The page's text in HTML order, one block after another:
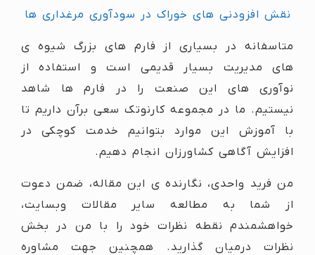
نقش افزودنی های خوراک در سودآوری مرغداری ها
متاسفانه در بسیاری از فارم های بزرگ شیوه ی
های مدیریت بسیار قدیمی است و استفاده از
نوآوری های این صنعت را در فارم ها شاهد
نیستیم. ما در مجموعه کارنوتک سعی برآن داریم تا
با آموزش این موارد بتوانیم خدمت کوچکی در
افزایش آگاهی کشاورزان انجام دهیم.
من فرید واحدی، نگارنده ی این مقاله، ضمن دعوت
از شما به مطالعه سایر مقالات وبسایت،
خواهشمندم نقطه نظرات خود را با من در بخش
نظرات درمیان گذارید. همچنین جهت مشاوره